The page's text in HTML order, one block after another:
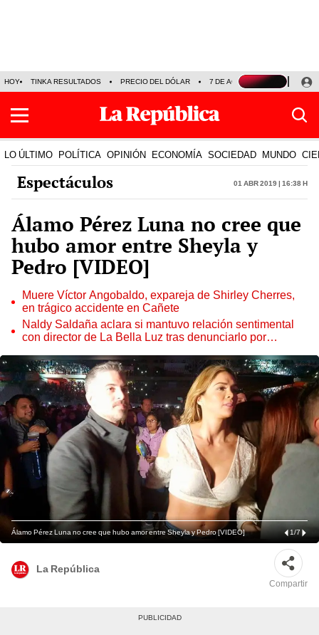
HOY TINKA RESULTADOS PRECIO DEL DÓLAR 7 DE AGOSTO OLLANTA
LO ÚLTIMO POLÍTICA OPINIÓN ECONOMÍA SOCIEDAD MUNDO
Espectáculos 01 Abr 2019 | 16:38 h
Álamo Pérez Luna no cree que
hubo amor entre Sheyla y
Pedro [VIDEO]
Muere Víctor Angobaldo, expareja de Shirley Cherres,
en trágico accidente en Cañete
Naldy Saldaña aclara si mantuvo relación sentimental
con director de La Bella Luz tras denunciarlo por
Álamo Pérez Luna no cree que hubo amor entre Sheyla y Pedro [VIDEO] 1/7
La República
Compartir